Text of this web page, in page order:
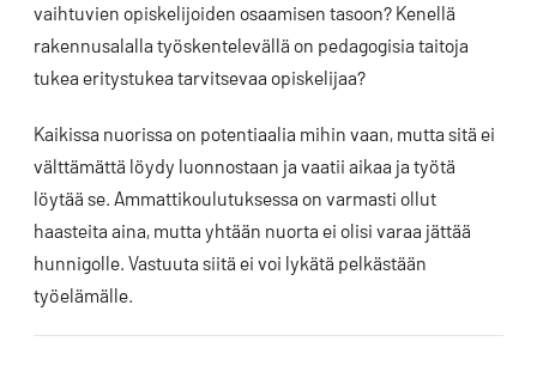
vaihtuvien opiskelijoiden osaamisen tasoon? Kenellä
rakennusalalla työskentelevällä on pedagogisia taitoja
tukea eritystukea tarvitsevaa opiskelijaa?
Kaikissa nuorissa on potentiaalia mihin vaan, mutta sitä ei
välttämättä löydy luonnostaan ja vaatii aikaa ja työtä
löytää se. Ammattikoulutuksessa on varmasti ollut
haasteita aina, mutta yhtään nuorta ei olisi varaa jättää
hunnigolle. Vastuuta siitä ei voi lykätä pelkästään
työelämälle.